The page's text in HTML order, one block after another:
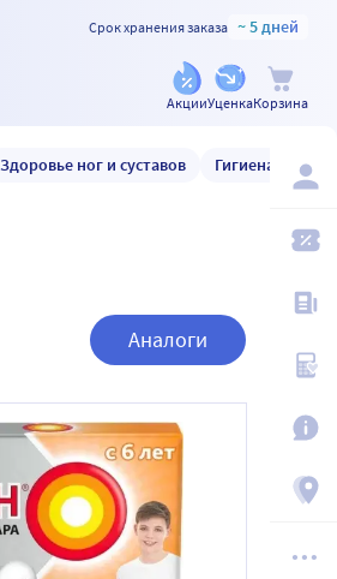
Срок хранения заказа ~ 5 дней
АкцииУценкаКорзина
Здоровье ног и суставов Гигиена и уход
Аналоги